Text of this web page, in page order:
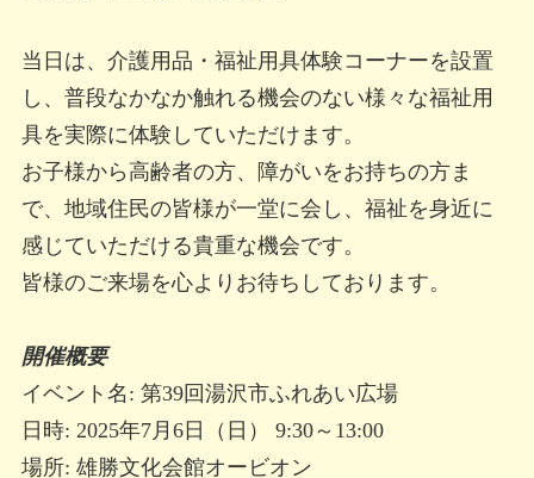
当日は、介護用品・福祉用具体験コーナーを設置
し、普段なかなか触れる機会のない様々な福祉用
具を実際に体験していただけます。
お子様から高齢者の方、障がいをお持ちの方ま
で、地域住民の皆様が一堂に会し、福祉を身近に
感じていただける貴重な機会です。
皆様のご来場を心よりお待ちしております。
開催概要
イベント名: 第39回湯沢市ふれあい広場
日時: 2025年7月6日（日） 9:30～13:00
場所: 雄勝文化会館オービオン